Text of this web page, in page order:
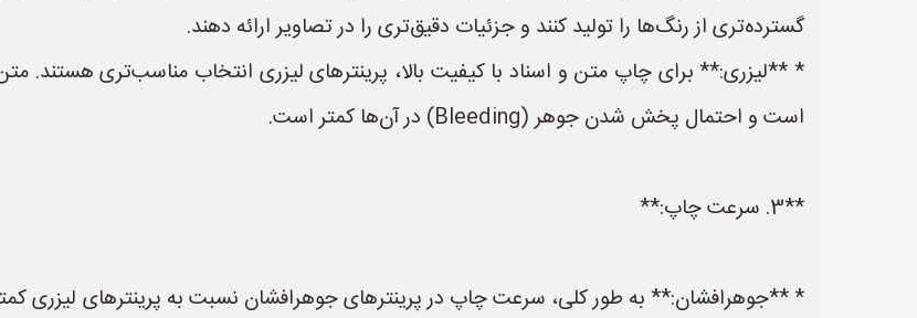
گسترده‌تری از رنگ‌ها را تولید کنند و جزئیات دقیق‌تری را در تصاویر ارائه دهند.
* **لیزری:** برای چاپ متن و اسناد با کیفیت بالا، پرینترهای لیزری انتخاب مناسب‌تری هستند.
است و احتمال پخش شدن جوهر (Bleeding) در آن‌ها کمتر است.
**3. سرعت چاپ:**
* **جوهرافشان:** به طور کلی، سرعت چاپ در پرینترهای جوهرافشان نسبت به پرینترهای لیزری